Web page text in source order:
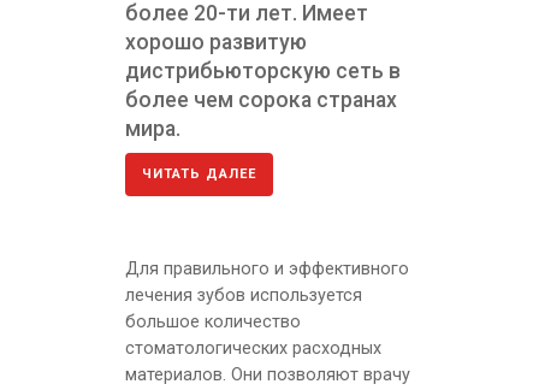
Dynamic Flow Kit - наногибридный текучий
Dynamic Plus Starter Kit - микрогибридный
более 20-ти лет. Имеет
хорошо развитую
дистрибьюторскую сеть в
более чем сорока странах
мира.
ЧИТАТЬ ДАЛЕЕ
Для правильного и эффективного
лечения зубов используется
большое количество
стоматологических расходных
материалов. Они позволяют врачу